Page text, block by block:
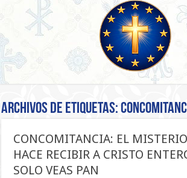
Archivos de etiquetas:
CONCOMITANCIA: EL
HACE RECIBIR A CRISTO
SOLO VEAS PAN